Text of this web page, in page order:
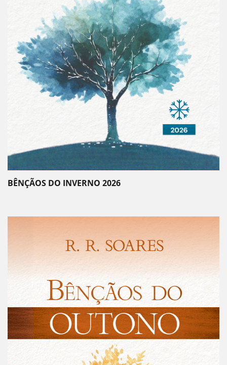
BÊNÇÃOS DO INVERNO 2026